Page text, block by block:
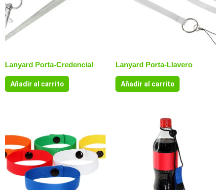
Lanyard Porta-Credencial
Añadir al carrito
Lanyard Porta-Llavero
Añadir al carrito